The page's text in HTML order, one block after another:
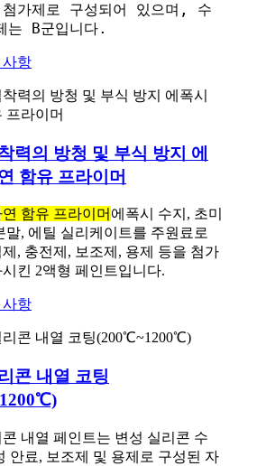
가제로 구성되어 있으며, 수
는 B군입니다.
사항
력의 방청 및 부식 방지 에
함유 프라이머
함유 프라이머 에폭시 수지, 초미
말, 에틸 실리케이트를 주원료로
, 충전제, 보조제, 용제 등을 첨가
킨 2액형 페인트입니다.
사항
콘 내열 코팅
내열 페인트는 변성 실리콘 수
안료, 보조제 및 용제로 구성된 자